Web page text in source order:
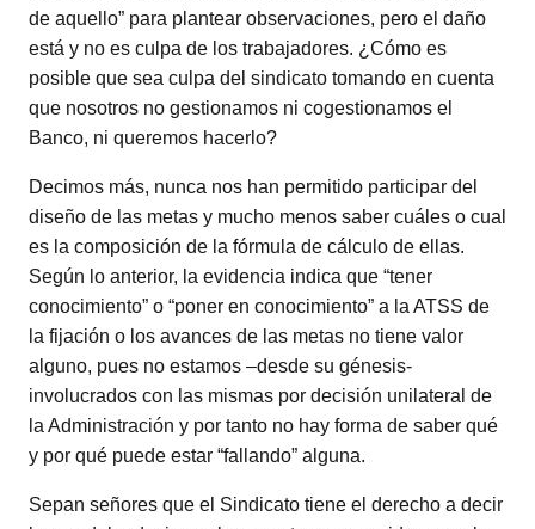
de aquello” para plantear observaciones, pero el daño
está y no es culpa de los trabajadores. ¿Cómo es
posible que sea culpa del sindicato tomando en cuenta
que nosotros no gestionamos ni cogestionamos el
Banco, ni queremos hacerlo?
Decimos más, nunca nos han permitido participar del
diseño de las metas y mucho menos saber cuáles o cual
es la composición de la fórmula de cálculo de ellas.
Según lo anterior, la evidencia indica que “tener
conocimiento” o “poner en conocimiento” a la ATSS de
la fijación o los avances de las metas no tiene valor
alguno, pues no estamos –desde su génesis-
involucrados con las mismas por decisión unilateral de
la Administración y por tanto no hay forma de saber qué
y por qué puede estar “fallando” alguna.
Sepan señores que el Sindicato tiene el derecho a decir